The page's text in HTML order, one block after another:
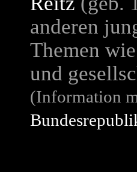
anderen
Themen
und
(Information